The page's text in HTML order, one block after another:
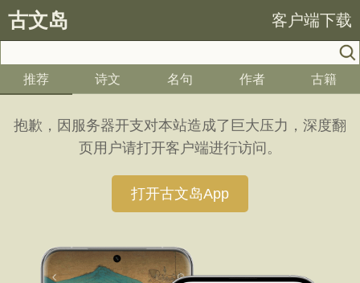
古文岛 客户端下载
推荐 诗文 名句 作者 古籍
抱歉，因服务器开支对本站造成了巨大压力，深度翻
页用户请打开客户端进行访问。
打开古文岛App